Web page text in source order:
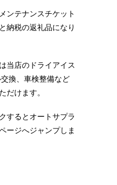
ンテナンスチケット
納税の返礼品になり
当店のドライアイス
換、車検整備など
だけます。
するとオートサプラ
ージへジャンプしま